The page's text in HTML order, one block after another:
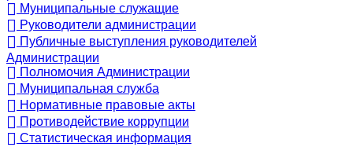
Муниципальные служащие
Руководители администрации
Публичные выступления руководителей
Администрации
Полномочия Администрации
Муниципальная служба
Нормативные правовые акты
Противодействие коррупции
Статистическая информация